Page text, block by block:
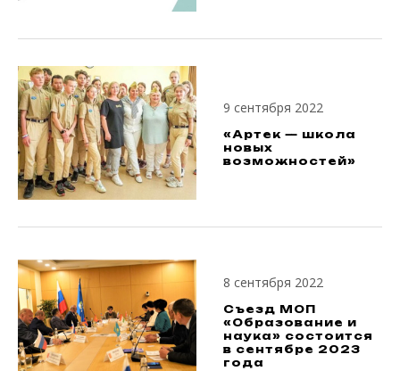
9 сентября 2022
«Артек — школа
новых
возможностей»
8 сентября 2022
Съезд МОП
«Образование и
наука» состоится
в сентябре 2023
года